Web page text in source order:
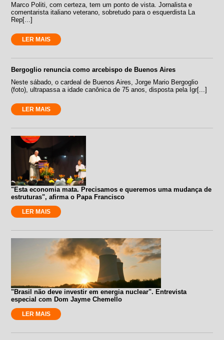
Marco Politi, com certeza, tem um ponto de vista. Jornalista e
comentarista italiano veterano, sobretudo para o esquerdista La
Rep[...]
LER MAIS
Bergoglio renuncia como arcebispo de Buenos Aires
Neste sábado, o cardeal de Buenos Aires, Jorge Mario Bergoglio
(foto), ultrapassa a idade canônica de 75 anos, disposta pela Igr[...]
LER MAIS
"Esta economia mata. Precisamos e queremos uma mudança de
estruturas", afirma o Papa Francisco
LER MAIS
"Brasil não deve investir em energia nuclear". Entrevista
especial com Dom Jayme Chemello
LER MAIS